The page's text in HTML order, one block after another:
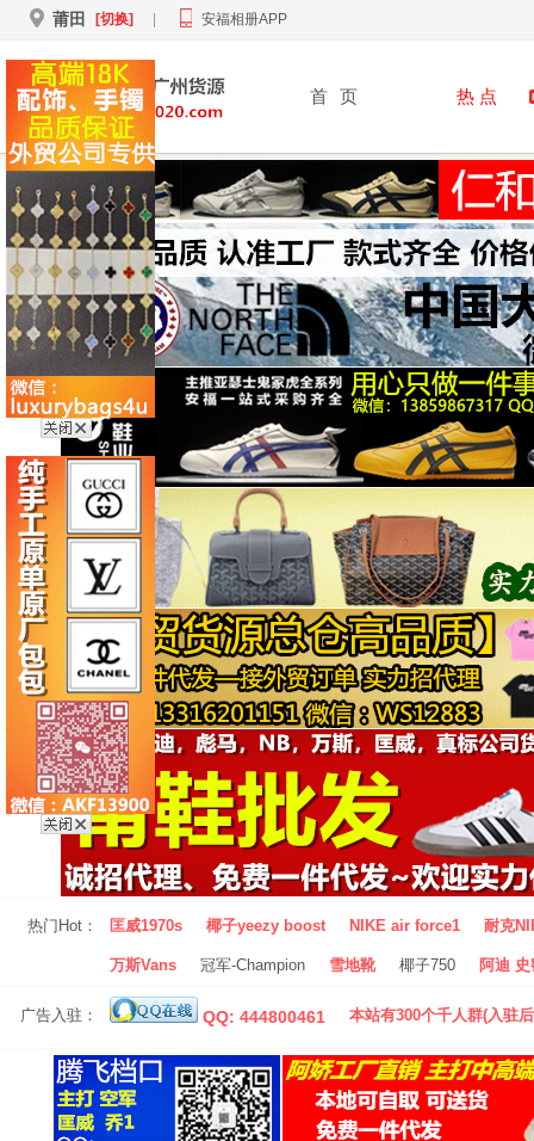
莆田 [切换] 安福相册APP
首 页 热 点
热门Hot： 匡威1970s 椰子yeezy boost NIKE air force1 耐克
万斯Vans 冠军-Champion 雪地靴 椰子750 阿迪
广告入驻： QQ: 444800461 本站有300个千人群(入驻